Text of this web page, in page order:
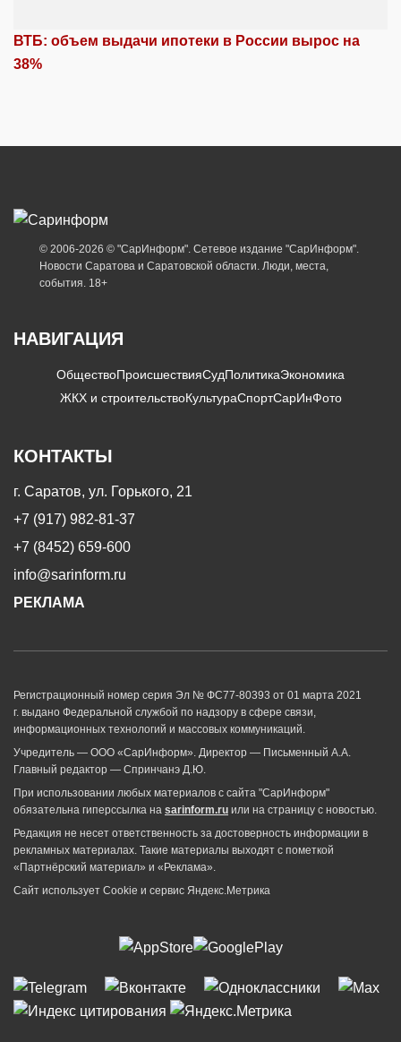
ВТБ: объем выдачи ипотеки в России вырос на
38%
© 2006-2026 © "СарИнформ". Сетевое издание "СарИнформ".
Новости Саратова и Саратовской области. Люди, места,
события. 18+
НАВИГАЦИЯ
ОбществоПроисшествияСудПолитикаЭкономика
ЖКХ и строительствоКультураСпортСарИнФото
КОНТАКТЫ
г. Саратов, ул. Горького, 21
+7 (917) 982-81-37
+7 (8452) 659-600
info@sarinform.ru
РЕКЛАМА
Регистрационный номер серия Эл № ФС77-80393 от 01 марта 2021
г. выдано Федеральной службой по надзору в сфере связи,
информационных технологий и массовых коммуникаций.
Учредитель — ООО «СарИнформ». Директор — Письменный А.А.
Главный редактор — Спринчанэ Д.Ю.
При использовании любых материалов с сайта "СарИнформ"
обязательна гиперссылка на sarinform.ru или на страницу с новостью.
Редакция не несет ответственность за достоверность информации в
рекламных материалах. Такие материалы выходят с пометкой
«Партнёрский материал» и «Реклама».
Сайт использует Cookie и сервиc Яндекс.Метрика